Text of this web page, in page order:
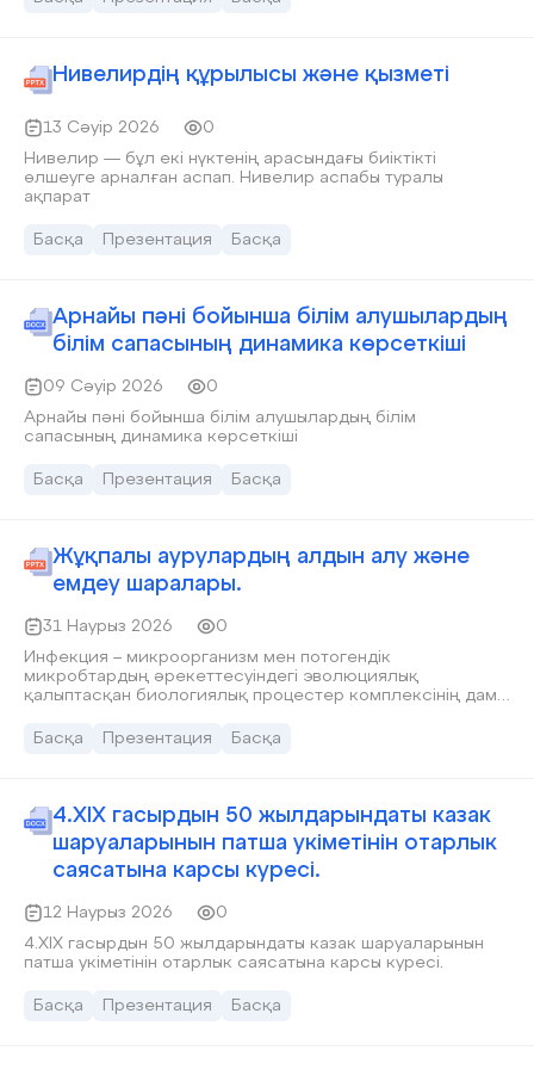
Нивелирдің құрылысы және қызметі
13 Сәуір 2026
0
Нивелир — бұл екі нүктенің арасындағы биіктікті
өлшеуге арналған аспап. Нивелир аспабы туралы
ақпарат
Басқа Презентация Басқа
Арнайы пәні бойынша білім алушылардың
білім сапасының динамика көрсеткіші
09 Сәуір 2026
0
Арнайы пәні бойынша білім алушылардың білім
сапасының динамика көрсеткіші
Басқа Презентация Басқа
Жұқпалы аурулардың алдын алу және
емдеу шаралары.
31 Наурыз 2026
0
Инфекция – микроорганизм мен потогендік
микробтардың әрекеттесуіндегі эволюциялық
қалыптасқан биологиялық процестер комплексінің даму
микробтардың енуі өрбуі және тіршілік етуі
Басқа Презентация Басқа
4.XIX гасырдын 50 жылдарындаты казак
шаруаларынын патша укіметінін отарлык
саясатына карсы куресі.
12 Наурыз 2026
0
4.XIX гасырдын 50 жылдарындаты казак шаруаларынын
патша укіметінін отарлык саясатына карсы куресі.
Басқа Презентация Басқа